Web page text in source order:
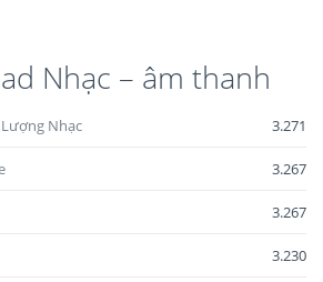
Nhạc – âm thanh
Nhạc 3.271
3.267
3.267
3.230